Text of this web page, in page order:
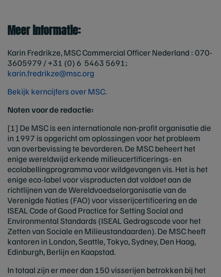
Meer informatie:
Karin Fredrikze, MSC Commercial Officer Nederland : 070-
3605979 / +31 (0) 6 5463 5691;
karin.fredrikze@msc.org
Bekijk kerncijfers over MSC.
Noten voor de redactie:
[1] De MSC is een internationale non-profit organisatie die
in 1997 is opgericht om oplossingen voor het probleem
van overbevissing te bevorderen. De MSC beheert het
enige wereldwijd erkende milieucertificerings- en
ecolabellingprogramma voor wildgevangen vis. Het is het
enige eco-label voor visproducten dat voldoet aan de
richtlijnen van de Wereldvoedselorganisatie van de
Verenigde Naties (FAO) voor visserijcertificering en de
ISEAL Code of Good Practice for Setting Social and
Environmental Standards (ISEAL Gedragscode voor het
Zetten van Sociale en Milieustandaarden). De MSC heeft
kantoren in London, Seattle, Tokyo, Sydney, Den Haag,
Edinburgh, Berlijn en Kaapstad.
In totaal zijn er meer dan 150 visserijen betrokken bij het